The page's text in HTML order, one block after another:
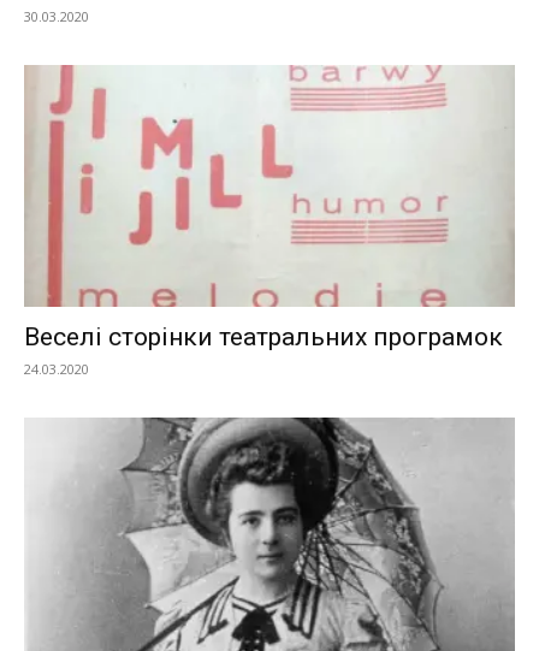
30.03.2020
Веселі сторінки театральних програмок
24.03.2020